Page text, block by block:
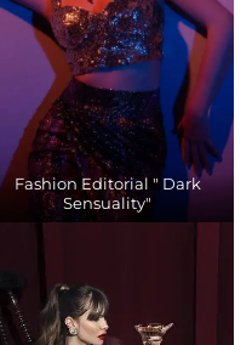
Fashion Editorial " Dark
Sensuality"